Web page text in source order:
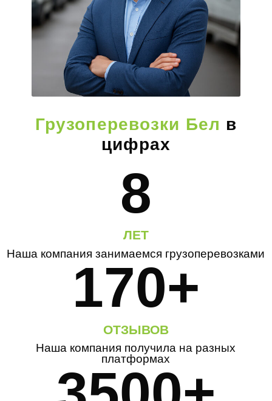
Грузоперевозки Бел в
цифрах
8
ЛЕТ
Наша компания занимаемся грузоперевозками
170+
ОТЗЫВОВ
Наша компания получила на разных
платформах